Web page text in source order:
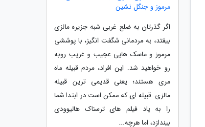
مرموز و جنگل نشین
اگر گذرتان به ضلع غربی شبه جزیره مالزی
بیفتد، به مردمانی شگفت انگیز، با پوششی
مرموز و ماسک هایی عجیب و غریب روبه
رو خواهید شد. این افراد، مردم قبیله ماه
مری هستند؛ یعنی قدیمی ترین قبیله
مالزی. قبیله ای که ممکن است در ابتدا شما
را به یاد فیلم های ترسناک هالیوودی
بیندازد، اما هرچه...